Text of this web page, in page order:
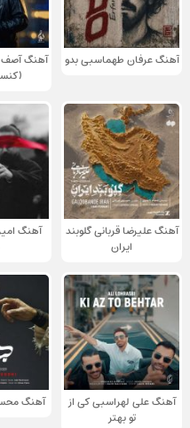
آهنگ عرفان طهماسبی بدو
آهنگ آصف
آهنگ علیرضا قربانی گلوبند
ایران
آهنگ
آهنگ علی لهراسبی کی از
تو ‌بهتر
آهنگ